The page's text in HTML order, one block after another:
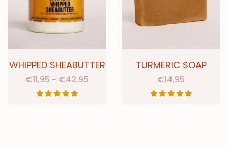
WHIPPED SHEABUTTER
€11,95 - €42,95
TURMERIC SOAP
€14,95